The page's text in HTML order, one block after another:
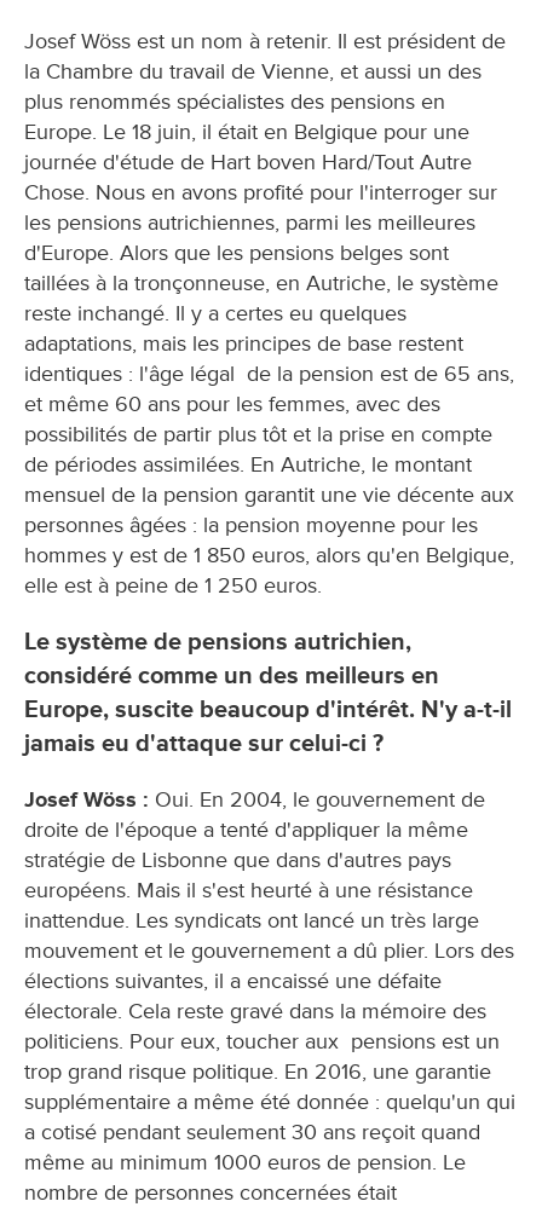
Josef Wöss est un nom à retenir. Il est président de
la Chambre du travail de Vienne, et aussi un des
plus renommés spécialistes des pensions en
Europe. Le 18 juin, il était en Belgique pour une
journée d'étude de Hart boven Hard/Tout Autre
Chose. Nous en avons profité pour l'interroger sur
les pensions autrichiennes, parmi les meilleures
d'Europe. Alors que les pensions belges sont
taillées à la tronçonneuse, en Autriche, le système
reste inchangé. Il y a certes eu quelques
adaptations, mais les principes de base restent
identiques : l'âge légal de la pension est de 65 ans,
et même 60 ans pour les femmes, avec des
possibilités de partir plus tôt et la prise en compte
de périodes assimilées. En Autriche, le montant
mensuel de la pension garantit une vie décente aux
personnes âgées : la pension moyenne pour les
hommes y est de 1 850 euros, alors qu'en Belgique,
elle est à peine de 1 250 euros.
Le système de pensions autrichien,
considéré comme un des meilleurs en
Europe, suscite beaucoup d'intérêt. N'y a-t-il
jamais eu d'attaque sur celui-ci ?
Josef Wöss : Oui. En 2004, le gouvernement de
droite de l'époque a tenté d'appliquer la même
stratégie de Lisbonne que dans d'autres pays
européens. Mais il s'est heurté à une résistance
inattendue. Les syndicats ont lancé un très large
mouvement et le gouvernement a dû plier. Lors des
élections suivantes, il a encaissé une défaite
électorale. Cela reste gravé dans la mémoire des
politiciens. Pour eux, toucher aux pensions est un
trop grand risque politique. En 2016, une garantie
supplémentaire a même été donnée : quelqu'un qui
a cotisé pendant seulement 30 ans reçoit quand
même au minimum 1000 euros de pension. Le
nombre de personnes concernées était